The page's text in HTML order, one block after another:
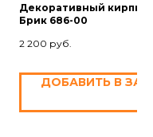
Декоративный
Брик 686-00
2 200 руб.
ДОБАВИТЬ В